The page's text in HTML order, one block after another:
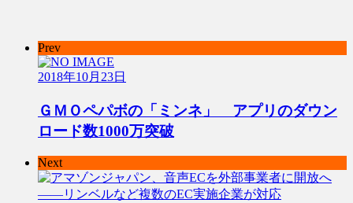
Prev
2018年10月23日
ＧＭＯペパボの「ミンネ」 アプリのダウン
ロード数1000万突破
Next